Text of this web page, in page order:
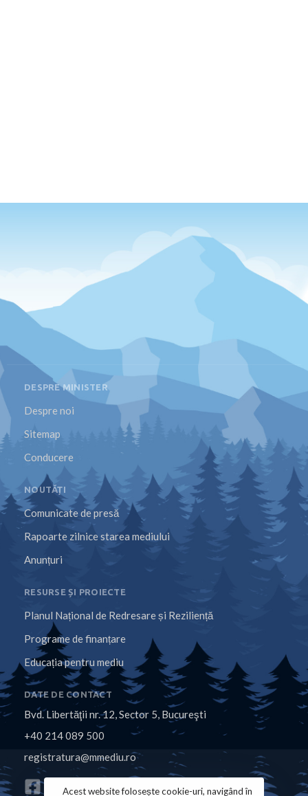
DESPRE MINISTER
Despre noi
Sitemap
Conducere
NOUTĂȚI
Comunicate de presă
Rapoarte zilnice starea mediului
Anunțuri
RESURSE ȘI PROIECTE
Planul Național de Redresare și Reziliență
Programe de finanțare
Educația pentru mediu
DATE DE CONTACT
Bvd. Libertăţii nr. 12, Sector 5, Bucureşti
+40 214 089 500
registratura@mmediu.ro
Acest website folosește cookie-uri, navigând în